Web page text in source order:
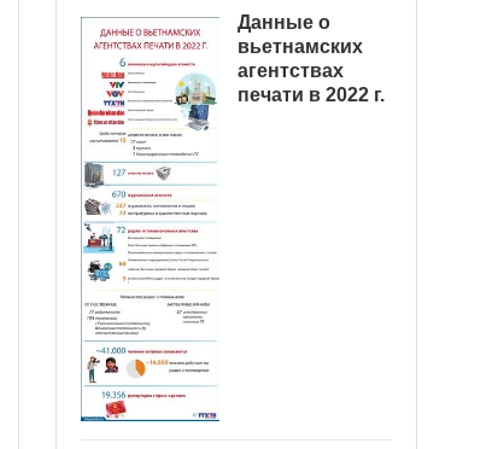
Данные о
вьетнамских
агентствах
печати в 2022 г.